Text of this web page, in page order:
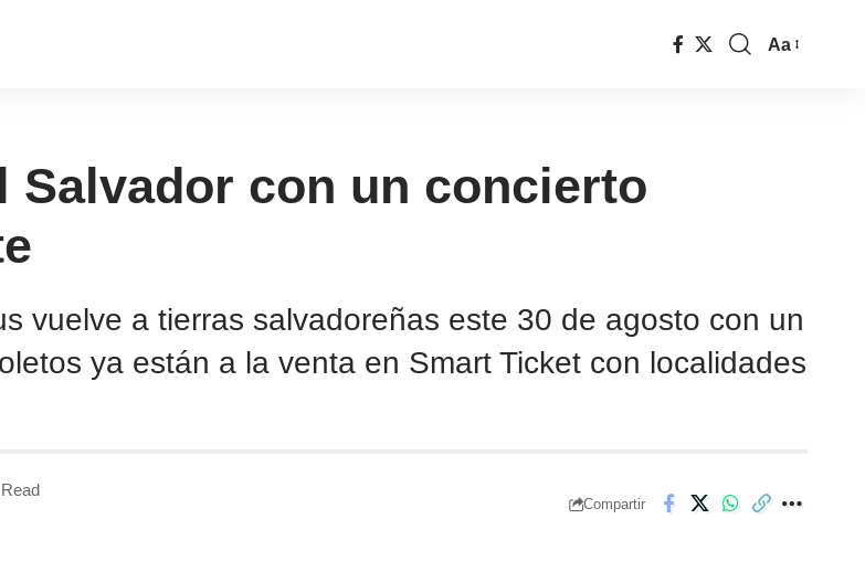
Aa
Salvador con un concierto
vuelve a tierras salvadoreñas este 30 de agosto con un
ya están a la venta en Smart Ticket con localidades
Compartir